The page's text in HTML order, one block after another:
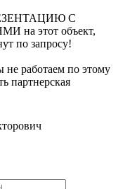
С
этот объект,
по запросу!
работаем по этому
партнерская